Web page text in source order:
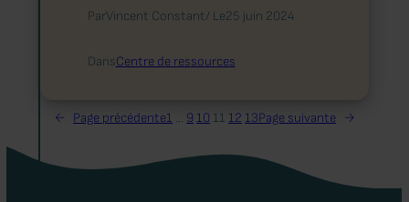
ParVincent Constant/ Le25 juin 2024
DansCentre de ressources
← Page précédente1 … 9 10 11 12 13Page suivante →